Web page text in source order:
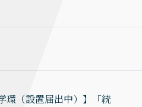
環（設置届出中）】「統